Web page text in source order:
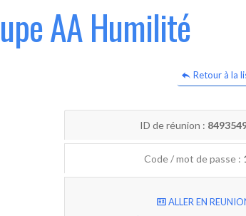
AA Humilité
Retour à la
ID de réunion :
Code / mot de passe :
ALLER EN